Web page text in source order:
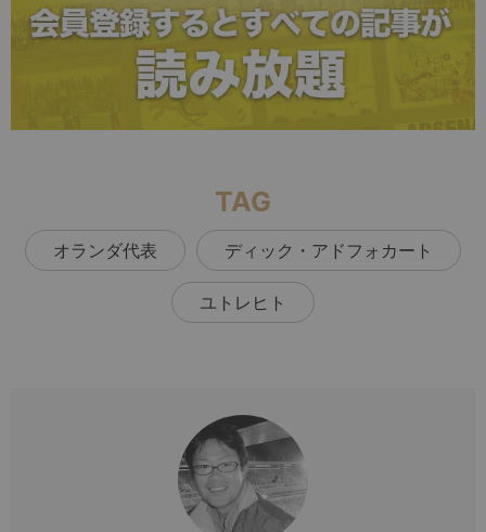
TAG
オランダ代表 ディック・アドフォカート
ユトレヒト